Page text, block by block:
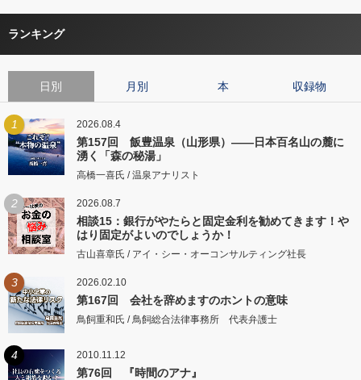
ランキング
日別 月別 本 収録物
1 2026.08.4
第157回 飯豊温泉（山形県）――日本百名山の麓に
湧く「森の秘湯」
高橋一喜氏 / 温泉アナリスト
2 2026.08.7
相談15：銀行がやたらと固定金利を勧めてきます！や
はり固定がよいのでしょうか！
古山喜章氏 / アイ・シー・オーコンサルティング社長
3 2026.02.10
第167回 会社を辞めますのホントの意味
鳥飼重和氏 / 鳥飼総合法律事務所 代表弁護士
4 2010.11.12
第76回 『時間のアナ』